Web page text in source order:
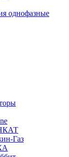
однофазные
Газ